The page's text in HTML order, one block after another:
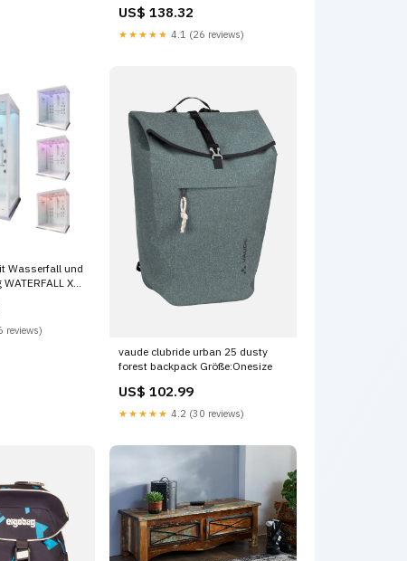
US$ 138.32
★★★★★ 4.1 (26 reviews)
Wasserfall und
XL,
reviews)
vaude clubride urban 25 dusty
forest backpack Größe:Onesize
US$ 102.99
★★★★★ 4.2 (30 reviews)